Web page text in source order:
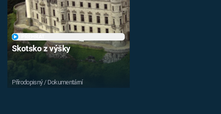
Skotsko z výšky
Přírodopisný / Dokumentární